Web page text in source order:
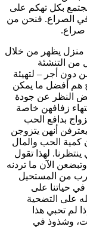
بكل تهكم على
في الصراع. فنحن من
صراع.
منزل يظهر من خلال
من التنشئة
دون أجر – لتهيئة
هم أفضل ما يمكن
النظر عن جودة
زفافهن خاصة
بدافع الحب
أنهن يتزوجن
كمية الحب والمال
ينتظرنا. لهذا تقول
الآن ما تردنه
من المستحيل
حياتنا على
على التضحية
لم تحبي هذا
وشذوذ في